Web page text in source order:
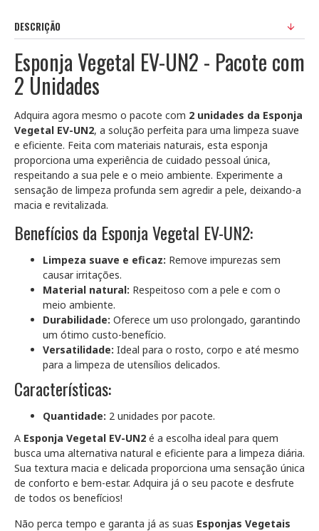
DESCRIÇÃO
Esponja Vegetal EV-UN2 - Pacote com
2 Unidades
Adquira agora mesmo o pacote com 2 unidades da Esponja
Vegetal EV-UN2, a solução perfeita para uma limpeza suave
e eficiente. Feita com materiais naturais, esta esponja
proporciona uma experiência de cuidado pessoal única,
respeitando a sua pele e o meio ambiente. Experimente a
sensação de limpeza profunda sem agredir a pele, deixando-a
macia e revitalizada.
Benefícios da Esponja Vegetal EV-UN2:
Limpeza suave e eficaz: Remove impurezas sem
causar irritações.
Material natural: Respeitoso com a pele e com o
meio ambiente.
Durabilidade: Oferece um uso prolongado, garantindo
um ótimo custo-benefício.
Versatilidade: Ideal para o rosto, corpo e até mesmo
para a limpeza de utensílios delicados.
Características:
Quantidade: 2 unidades por pacote.
A Esponja Vegetal EV-UN2 é a escolha ideal para quem
busca uma alternativa natural e eficiente para a limpeza diária.
Sua textura macia e delicada proporciona uma sensação única
de conforto e bem-estar. Adquira já o seu pacote e desfrute
de todos os benefícios!
Não perca tempo e garanta já as suas Esponjas Vegetais